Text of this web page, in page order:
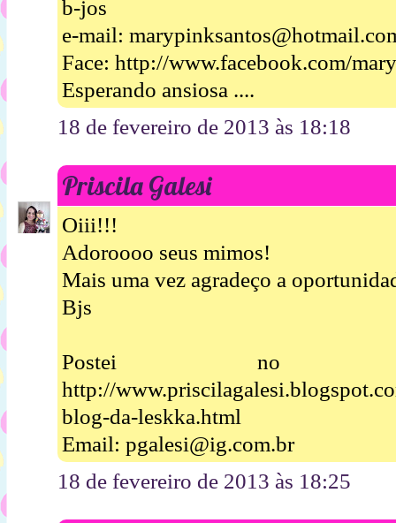
b-jos
e-mail:
Face: http://www.facebook.com/
Esperando ansiosa ....
18 de fevereiro de 2013 às 18:18
Priscila Galesi
Oiii!!!
Adoroooo seus mimos!
Mais uma vez agradeço a
Bjs
Postei no
http://
blog-da-leskka.html
Email: pgalesi@ig.com.br
18 de fevereiro de 2013 às 18:25